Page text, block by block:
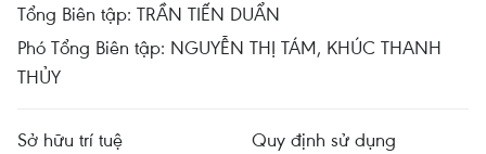
Tổng Biên tập: TRẦN TIẾN DUẨN
Phó Tổng Biên tập: NGUYỄN THỊ TÁM, KHÚC THANH
THỦY
Sở hữu trí tuệ
Quy định sử dụng